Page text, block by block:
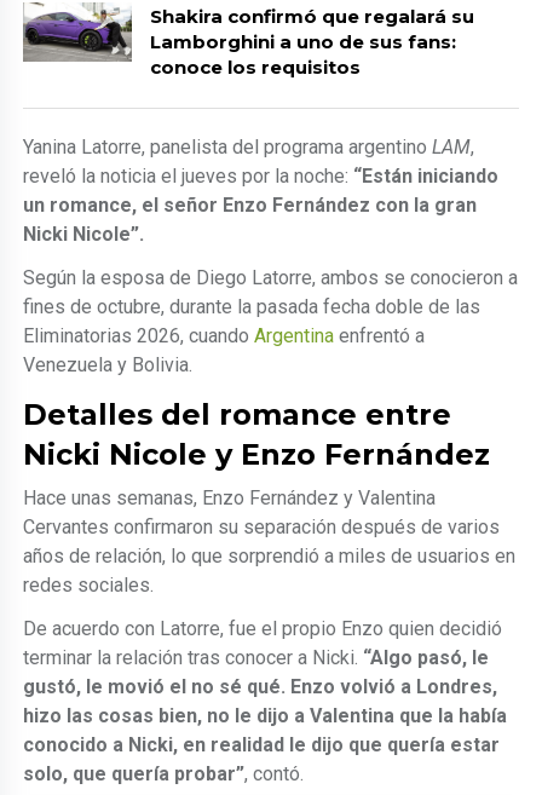
Shakira confirmó que regalará su
Lamborghini a uno de sus fans:
conoce los requisitos
Yanina Latorre, panelista del programa argentinoLAM,
reveló la noticia el jueves por la noche: “Están iniciando
un romance, el señor Enzo Fernández con la gran
Nicki Nicole”.
Según la esposa de Diego Latorre, ambos se conocieron a
fines de octubre, durante la pasada fecha doble de las
Eliminatorias 2026, cuandoArgentina enfrentó a
Venezuela y Bolivia.
Detalles del romance entre
Nicki Nicole y Enzo Fernández
Hace unas semanas, Enzo Fernández y Valentina
Cervantes confirmaron su separación después de varios
años de relación, lo que sorprendió a miles de usuarios en
redes sociales.
De acuerdo con Latorre, fue el propio Enzo quien decidió
terminar la relación tras conocer a Nicki. “Algo pasó, le
gustó, le movió el no sé qué. Enzo volvió a Londres,
hizo las cosas bien, no le dijo a Valentina que la había
conocido a Nicki, en realidad le dijo que quería estar
solo, que quería probar”, contó.